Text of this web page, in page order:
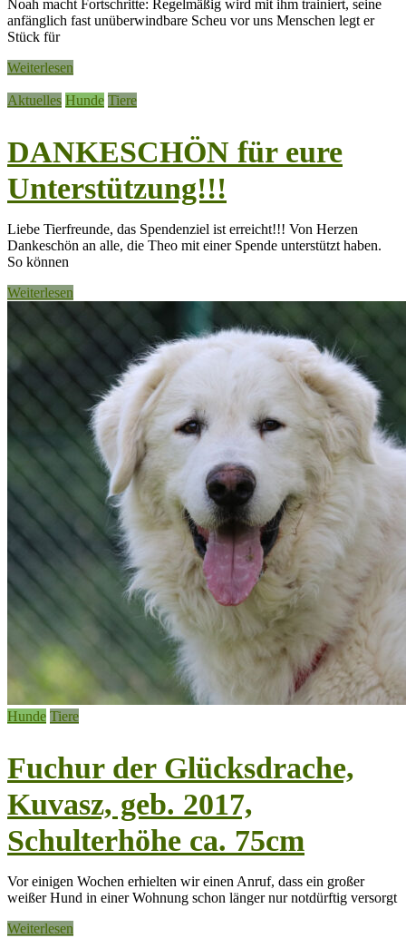
Noah macht Fortschritte: Regelmäßig wird mit ihm trainiert, seine
anfänglich fast unüberwindbare Scheu vor uns Menschen legt er
Stück für
Weiterlesen
Aktuelles Hunde Tiere
DANKESCHÖN für eure
Unterstützung!!!
Liebe Tierfreunde, das Spendenziel ist erreicht!!! Von Herzen
Dankeschön an alle, die Theo mit einer Spende unterstützt haben.
So können
Weiterlesen
Hunde Tiere
Fuchur der Glücksdrache,
Kuvasz, geb. 2017,
Schulterhöhe ca. 75cm
Vor einigen Wochen erhielten wir einen Anruf, dass ein großer
weißer Hund in einer Wohnung schon länger nur notdürftig versorgt
Weiterlesen